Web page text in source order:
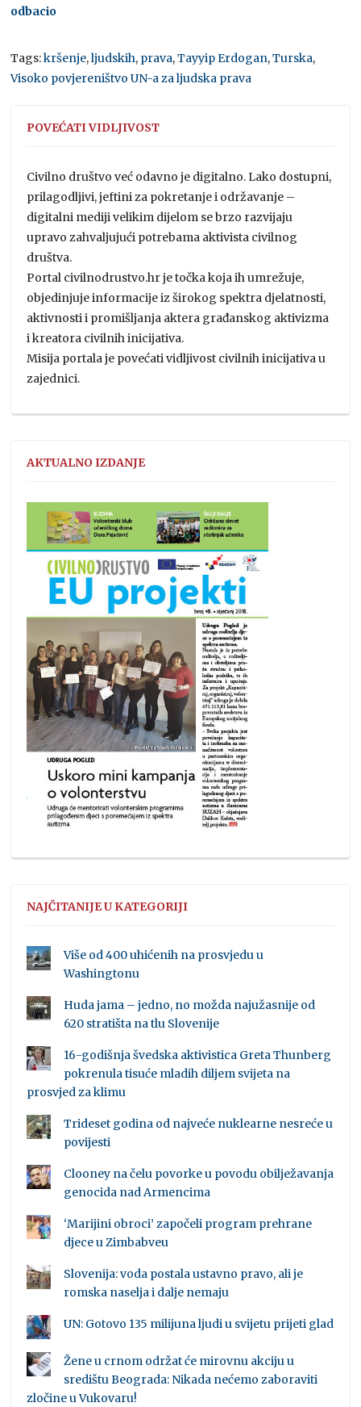
odbacio
Tags:kršenje,ljudskih, prava,Tayyip Erdogan,Turska,
Visoko povjereništvo UN-a za ljudska prava
POVEĆATI VIDLJIVOST
Civilno društvo već odavno je digitalno. Lako dostupni,
prilagodljivi, jeftini za pokretanje i održavanje –
digitalni mediji velikim dijelom se brzo razvijaju
upravo zahvaljujući potrebama aktivista civilnog
društva.
Portal civilnodrustvo.hr je točka koja ih umrežuje,
objedinjuje informacije iz širokog spektra djelatnosti,
aktivnosti i promišljanja aktera građanskog aktivizma
i kreatora civilnih inicijativa.
Misija portala je povećati vidljivost civilnih inicijativa u
zajednici.
AKTUALNO IZDANJE
NAJČITANIJE U KATEGORIJI
Više od 400 uhićenih na prosvjedu u
Washingtonu
Huda jama – jedno, no možda najužasnije od
620 stratišta na tlu Slovenije
16-godišnja švedska aktivistica Greta Thunberg
pokrenula tisuće mladih diljem svijeta na
prosvjed za klimu
Trideset godina od najveće nuklearne nesreće u
povijesti
Clooney na čelu povorke u povodu obilježavanja
genocida nad Armencima
‘Marijini obroci’ započeli program prehrane
djece u Zimbabveu
Slovenija: voda postala ustavno pravo, ali je
romska naselja i dalje nemaju
UN: Gotovo 135 milijuna ljudi u svijetu prijeti glad
Žene u crnom održat će mirovnu akciju u
središtu Beograda: Nikada nećemo zaboraviti
zločine u Vukovaru!